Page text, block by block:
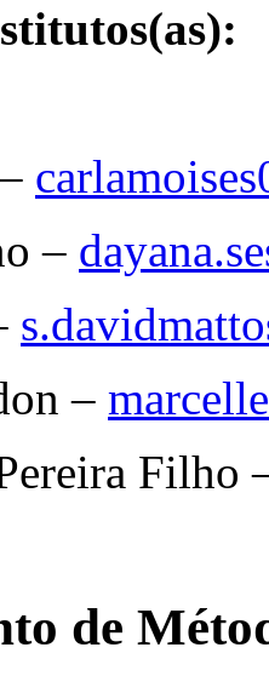
–
–
Filho
de